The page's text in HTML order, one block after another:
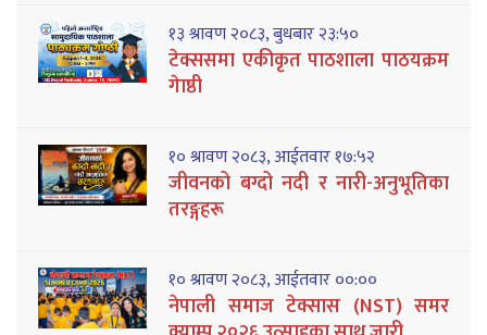
१३ श्रावण २०८३, बुधबार २३:५०
टेक्ससमा एकीकृत पाठशाला पाठयक्रम
गेाष्ठी
१० श्रावण २०८३, आईतवार १७:५२
जीवनको बग्दो नदी र नारी-अनुभूतिका
तरङ्गहरू
१० श्रावण २०८३, आईतवार ००:००
नेपाली समाज टेक्सास (NST) समर